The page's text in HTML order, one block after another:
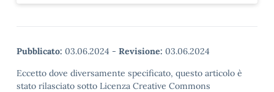
Pubblicato: 03.06.2024 - Revisione: 03.06.2024
Eccetto dove diversamente specificato, questo articolo è
stato rilasciato sotto Licenza Creative Commons